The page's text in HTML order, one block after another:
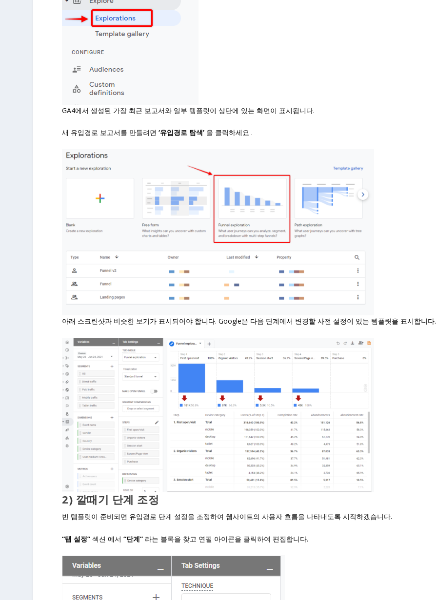
GA4에서 생성된 가장 최근 보고서와 일부 템플릿이 상단에 있는 화면이 표시됩니다.
새 유입경로 보고서를 만들려면‘유입경로 탐색’ 을 클릭하세요 .
아래 스크린샷과 비슷한 보기가 표시되어야 합니다. Google은 다음 단계에서 변경할 사전 설정이 있는 템플릿을 표시합니다.
2) 깔때기 단계 조정
빈 템플릿이 준비되면 유입경로 단계 설정을 조정하여 웹사이트의 사용자 흐름을 나타내도록 시작하겠습니다.
“탭 설정” 섹션 에서“단계” 라는 블록을 찾고 연필 아이콘을 클릭하여 편집합니다.